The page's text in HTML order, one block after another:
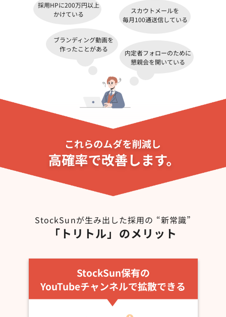
採用HPに200万円以上
かけている
スカウトメールを
毎月100通送信している
ブランディング動画を
作ったことがある
内定者フォローのために
懇親会を開いている
StockSunが生み出した採用の “新常識”
「トリトル」のメリット
StockSun保有の
YouTubeチャンネルで拡散できる